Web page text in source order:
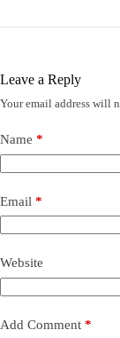
Leave a Reply
Your email address will
Name *
Email *
Website
Add Comment *